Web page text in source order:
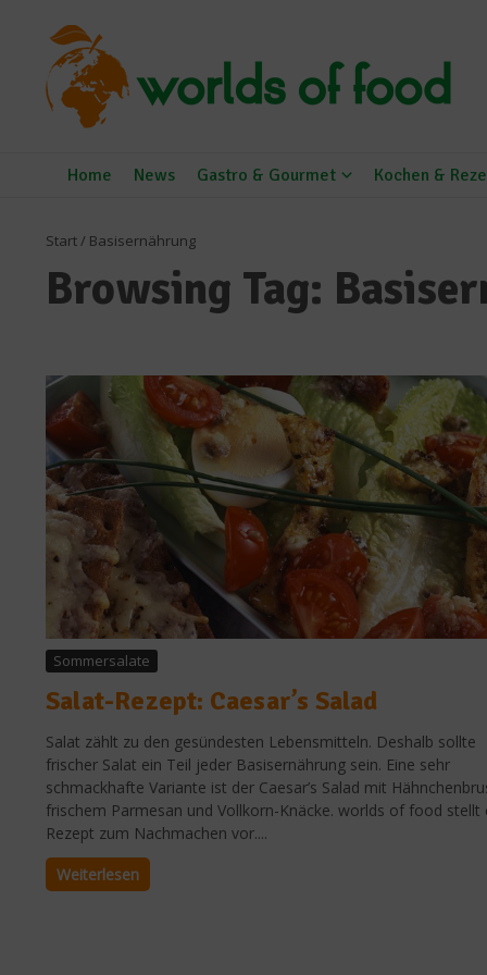
Home News Gastro & Gourmet Kochen &
Start/ Basisernährung
Browsing Tag:
Sommersalate
Salat-Rezept: Caesar’s Salad
Salat zählt zu den gesündesten Lebensmitteln. Deshalb sollte
frischer Salat ein Teil jeder Basisernährung sein. Eine sehr
schmackhafte Variante ist der Caesar’s Salad mit
frischem Parmesan und Vollkorn-Knäcke. worlds of food stellt
Rezept zum Nachmachen vor....
Weiterlesen